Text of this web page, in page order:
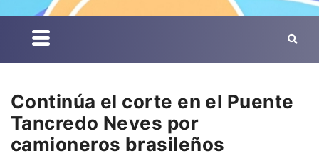
Continúa el corte en el Puente
Tancredo Neves por
camioneros brasileños